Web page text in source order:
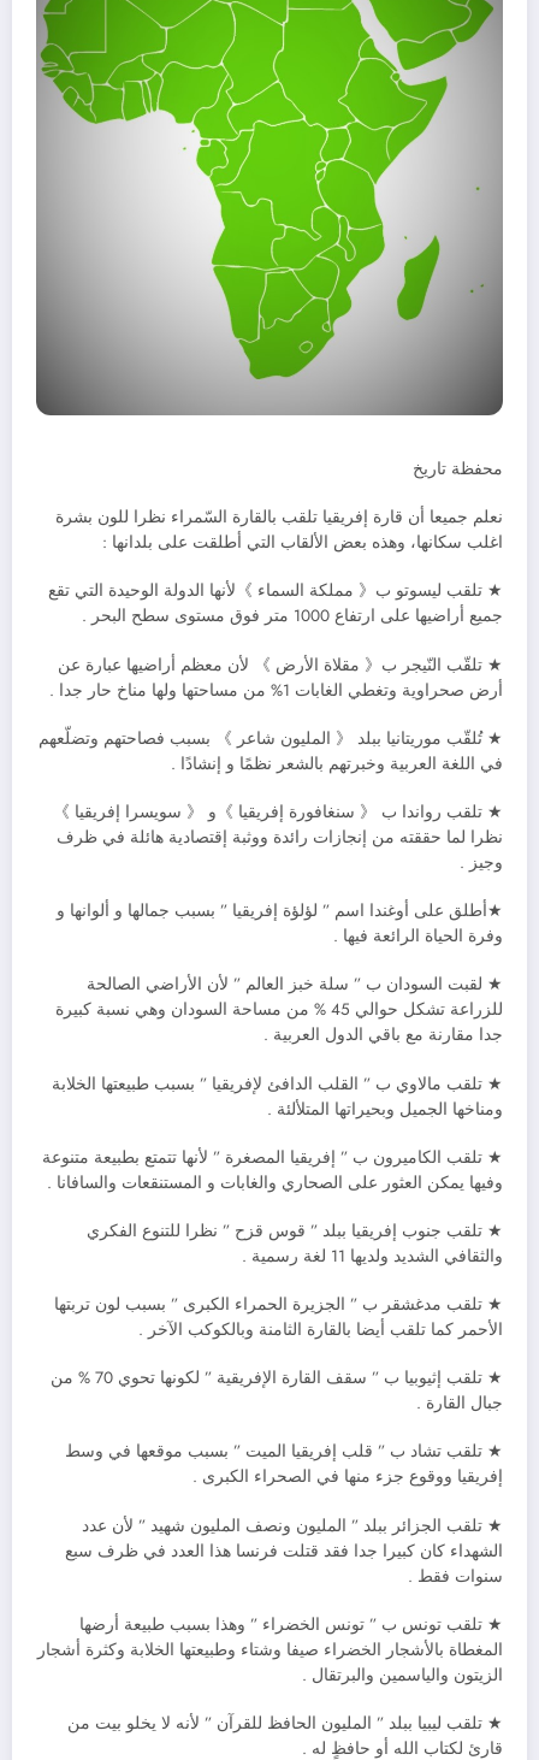
محفظة تاريخ
نعلم جميعا أن قارة إفريقيا تلقب بالقارة السّمراء نظرا للون بشرة
اغلب سكانها، وهذه بعض الألقاب التي أطلقت على بلدانها :
★ تلقب ليسوتو ب《 مملكة السماء 》لأنها الدولة الوحيدة التي تقع
جميع أراضيها على ارتفاع 1000 متر فوق مستوى سطح البحر .
★ تلقّب النّيجر ب《 مقلاة الأرض 》 لأن معظم أراضيها عبارة عن
أرض صحراوية وتغطي الغابات 1% من مساحتها ولها مناخ حار جدا .
★ تُلقّب موريتانيا ببلد 《 المليون شاعر 》 بسبب فصاحتهم وتضلّعهم
في اللغة العربية وخبرتهم بالشعر نظمًا و إنشادًا .
★ تلقب رواندا ب 《 سنغافورة إفريقيا 》و 《 سويسرا إفريقيا 》
نظرا لما حققته من إنجازات رائدة ووثبة إقتصادية هائلة في ظرف
وجيز .
★أطلق على أوغندا اسم ” لؤلؤة إفريقيا ” بسبب جمالها و ألوانها و
وفرة الحياة الرائعة فيها .
★ لقبت السودان ب ” سلة خبز العالم ” لأن الأراضي الصالحة
للزراعة تشكل حوالي 45 % من مساحة السودان وهي نسبة كبيرة
جدا مقارنة مع باقي الدول العربية .
★ تلقب مالاوي ب ” القلب الدافئ لإفريقيا ” بسبب طبيعتها الخلابة
ومناخها الجميل وبحيراتها المتلألئة .
★ تلقب الكاميرون ب ” إفريقيا المصغرة ” لأنها تتمتع بطبيعة متنوعة
وفيها يمكن العثور على الصحاري والغابات و المستنقعات والسافانا .
★ تلقب جنوب إفريقيا ببلد ” قوس قزح ” نظرا للتنوع الفكري
والثقافي الشديد ولديها 11 لغة رسمية .
★ تلقب مدغشقر ب ” الجزيرة الحمراء الكبرى ” بسبب لون تربتها
الأحمر كما تلقب أيضا بالقارة الثامنة وبالكوكب الآخر .
★ تلقب إثيوبيا ب ” سقف القارة الإفريقية ” لكونها تحوي 70 % من
جبال القارة .
★ تلقب تشاد ب ” قلب إفريقيا الميت ” بسبب موقعها في وسط
إفريقيا ووقوع جزء منها في الصحراء الكبرى .
★ تلقب الجزائر ببلد ” المليون ونصف المليون شهيد ” لأن عدد
الشهداء كان كبيرا جدا فقد قتلت فرنسا هذا العدد في ظرف سبع
سنوات فقط .
★ تلقب تونس ب ” تونس الخضراء ” وهذا بسبب طبيعة أرضها
المغطاة بالأشجار الخضراء صيفا وشتاء وطبيعتها الخلابة وكثرة أشجار
الزيتون والياسمين والبرتقال .
★ تلقب ليبيا ببلد ” المليون الحافظ للقرآن ” لأنه لا يخلو بيت من
قارئ لكتاب الله أو حافظٍ له .